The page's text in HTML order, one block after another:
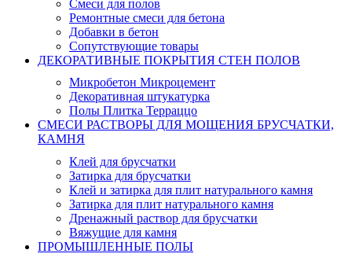
Смеси для полов
Ремонтные смеси для бетона
Добавки в бетон
Сопутствующие товары
ДЕКОРАТИВНЫЕ ПОКРЫТИЯ СТЕН ПОЛОВ
Микробетон Микроцемент
Декоративная штукатурка
Полы Плитка Терраццо
СМЕСИ РАСТВОРЫ ДЛЯ МОЩЕНИЯ БРУСЧАТКИ,
КАМНЯ
Клей для брусчатки
Затирка для брусчатки
Клей и затирка для плит натурального камня
Затирка для плит натурального камня
Дренажный раствор для брусчатки
Вяжущие для камня
ПРОМЫШЛЕННЫЕ ПОЛЫ